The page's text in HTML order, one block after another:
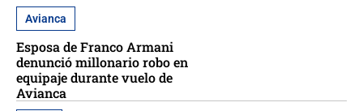
Avianca
Esposa de Franco Armani
denunció millonario robo en
equipaje durante vuelo de
Avianca